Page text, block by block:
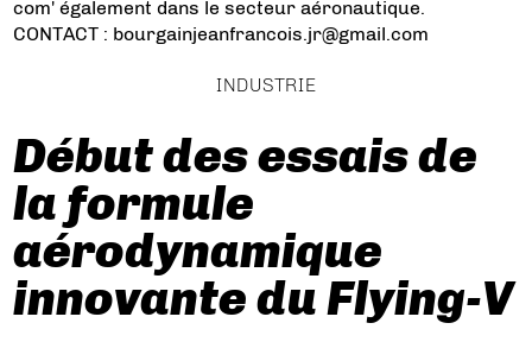
com' également dans le secteur aéronautique.
CONTACT : bourgainjeanfrancois.jr@gmail.com
INDUSTRIE
Début des essais de
la formule
aérodynamique
innovante du Flying-V